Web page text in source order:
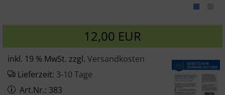
12,00 EUR
inkl. 19 % MwSt. zzgl. Versandkosten
Lieferzeit: 3-10 Tage
Art.Nr.: 383